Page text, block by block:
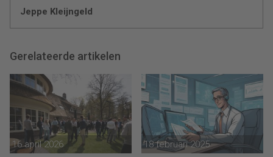
Jeppe Kleijngeld
Gerelateerde artikelen
16 april 2026 18 februari 2025